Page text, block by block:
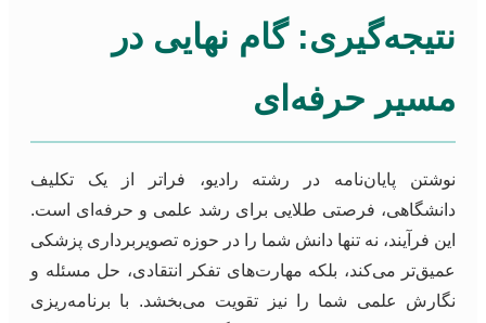
نتیجه‌گیری: گام نهایی در
مسیر حرفه‌ای
نوشتن پایان‌نامه در رشته رادیو، فراتر از یک تکلیف
دانشگاهی، فرصتی طلایی برای رشد علمی و حرفه‌ای است.
این فرآیند، نه تنها دانش شما را در حوزه تصویربرداری پزشکی
عمیق‌تر می‌کند، بلکه مهارت‌های تفکر انتقادی، حل مسئله و
نگارش علمی شما را نیز تقویت می‌بخشد. با برنامه‌ریزی